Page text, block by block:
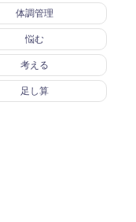
体調管理
悩む
考える
足し算